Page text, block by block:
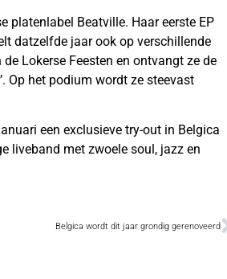
platenlabel Beatville. Haar eerste EP
datzelfde jaar ook op verschillende
Lokerse Feesten en ontvangt ze de
Op het podium wordt ze steevast
een exclusieve try-out in Belgica
liveband met zwoele soul, jazz en
Belgica wordt dit jaar grondig gerenoveerd